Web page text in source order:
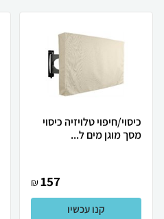
כיסוי/חיפוי טלויזיה כיסוי
מסך מוגן מים ל...
157
₪
קנו עכשיו